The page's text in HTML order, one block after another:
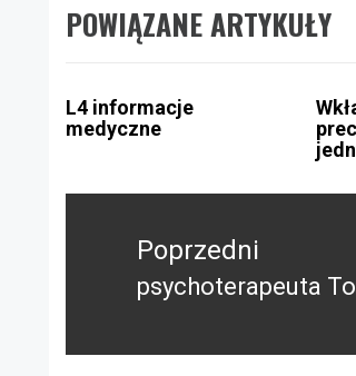
POWIĄZANE ARTYKUŁY
L4 informacje
medyczne
Nawigacja
Poprzedni
Poprzedni
psychoterapeuta